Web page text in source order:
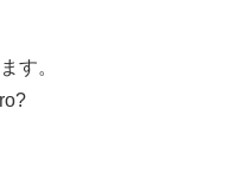
す。